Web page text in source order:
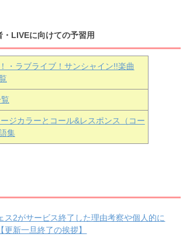
LIVEに向けての予習用
・ラブライブ！サンシャイン!!楽曲
ジカラーとコール&レスポンス（コー
集
ス2がサービス終了した理由考察や個人的に
更新一旦終了の挨拶】